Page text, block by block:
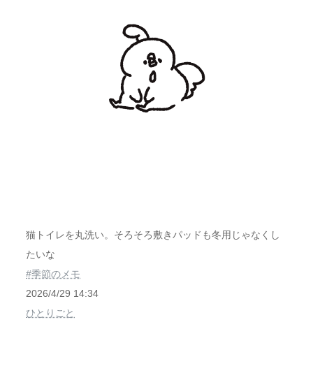
猫トイレを丸洗い。そろそろ敷きパッドも冬用じゃなくし
たいな
#季節のメモ
2026/4/29 14:34
ひとりごと